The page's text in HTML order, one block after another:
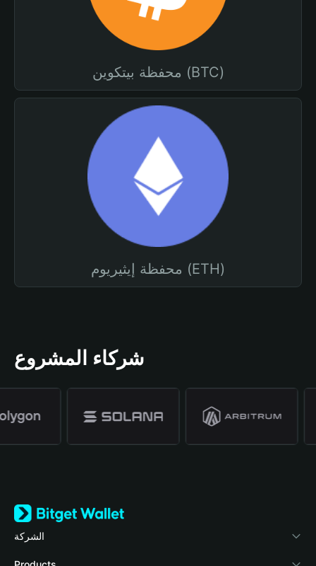
محفظة بيتكوين (BTC)
محفظة إيثيريوم (ETH)
شركاء المشروع
الشركة